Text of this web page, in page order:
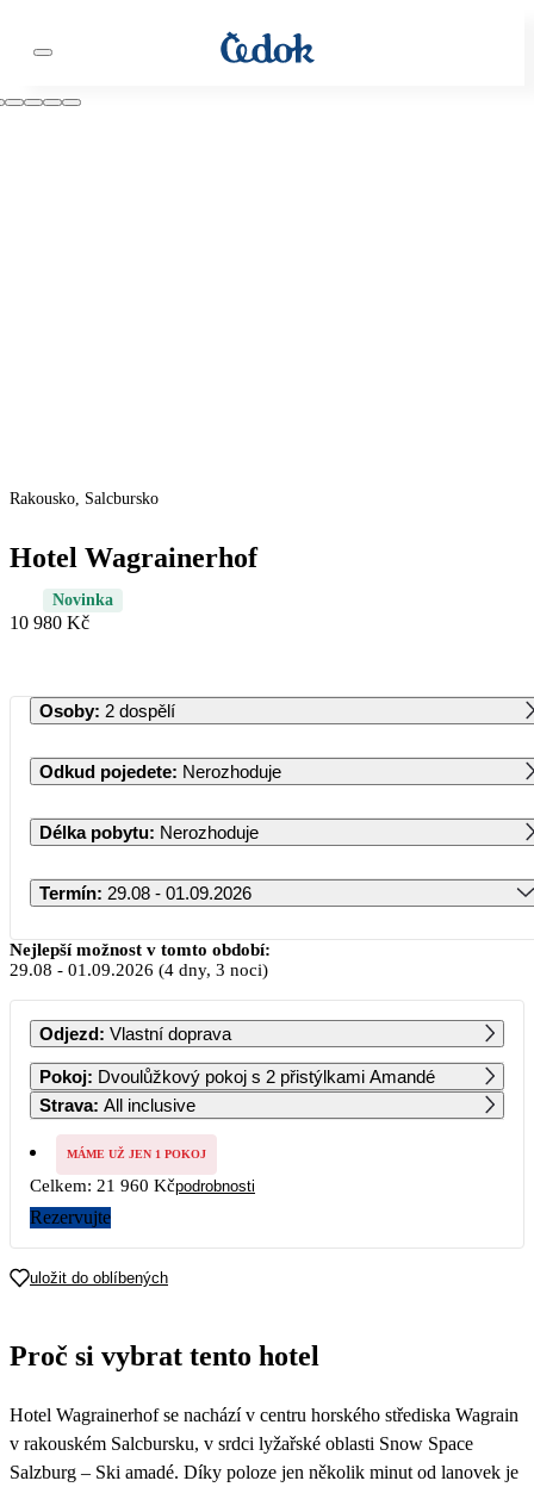
Rakousko, Salcbursko
Hotel Wagrainerhof
Novinka
10 980 Kč
Osoby: 2 dospělí
Odkud pojedete: Nerozhoduje
Délka pobytu: Nerozhoduje
Termín: 29.08 - 01.09.2026
Srpen 2026
PO ÚT ST ČT PÁ SO NE
1 2
3 4 5 6 7 8 9
10 11 12
17
12 120
18
12 120
19 20 21 22 23
Nejlepší možnost v tomto období:
29.08 - 01.09.2026 (4 dny, 3 noci)
Odjezd: Vlastní doprava
Pokoj: Dvoulůžkový pokoj s 2 přistýlkami Amandé
Strava: All inclusive
MÁME UŽ JEN 1 POKOJ
Celkem: 21 960 Kčpodrobnosti
Rezervujte
uložit do oblíbených
Proč si vybrat tento hotel
Hotel Wagrainerhof se nachází v centru horského střediska Wagrain
v rakouském Salcbursku, v srdci lyžařské oblasti Snow Space
Salzburg – Ski amadé. Díky poloze jen několik minut od lanovek je